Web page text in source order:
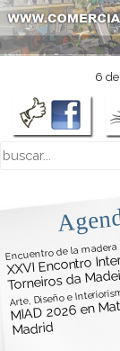
6
Encuentro de la madera
XXVI Encontro
Torneiros da
Arte, Diseño e
MIAD 2026 en
Madrid